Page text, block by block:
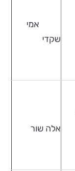
אמי
שקדי
אלה שור